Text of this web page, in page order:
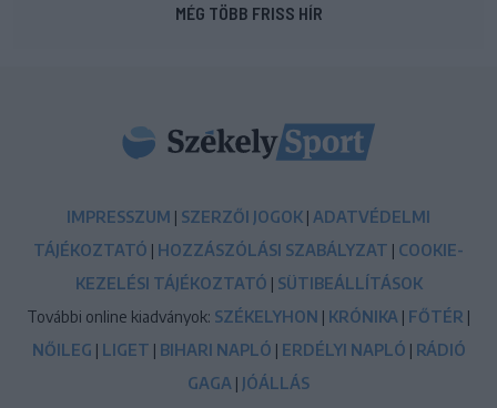
MÉG TÖBB FRISS HÍR
IMPRESSZUM | SZERZŐI JOGOK | ADATVÉDELMI
TÁJÉKOZTATÓ | HOZZÁSZÓLÁSI SZABÁLYZAT | COOKIE-
KEZELÉSI TÁJÉKOZTATÓ | SÜTIBEÁLLÍTÁSOK
További online kiadványok: SZÉKELYHON | KRÓNIKA | FŐTÉR |
NŐILEG | LIGET | BIHARI NAPLÓ | ERDÉLYI NAPLÓ | RÁDIÓ
GAGA | JÓÁLLÁS